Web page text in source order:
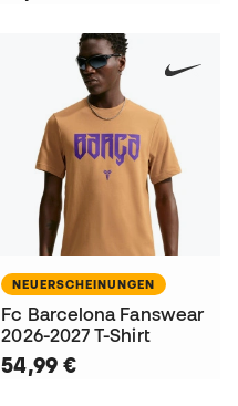
NEUERSCHEINUNGEN
Fc Barcelona Fanswear
2026-2027 T-Shirt
54,99 €